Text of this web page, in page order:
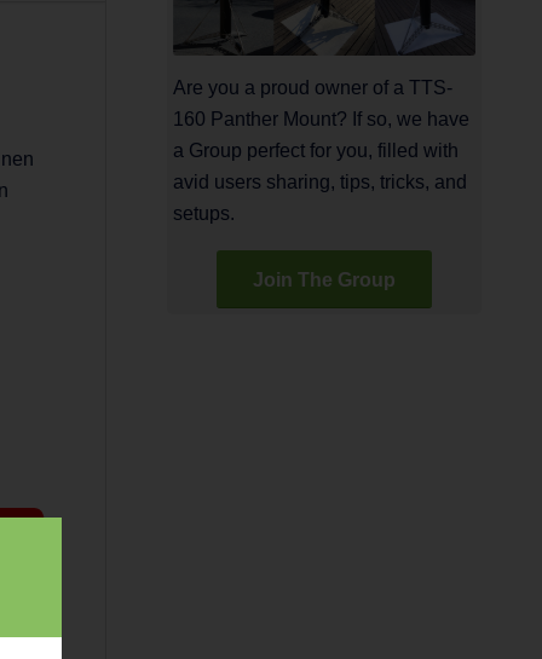
Are you a proud owner of a TTS-
160 Panther Mount? If so, we have
a Group perfect for you, filled with
avid users sharing, tips, tricks, and
setups.
Join The Group